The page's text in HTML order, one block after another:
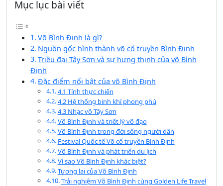
Mục lục bài viết
Võ Bình Định là gì?
Nguồn gốc hình thành võ cổ truyền Bình Định
Triều đại Tây Sơn và sự hưng thịnh của võ Bình
Định
Đặc điểm nổi bật của võ Bình Định
4.1 Tính thực chiến
4.2 Hệ thống binh khí phong phú
4.3 Nhạc võ Tây Sơn
Võ Bình Định và triết lý võ đạo
Võ Bình Định trong đời sống người dân
Festival Quốc tế Võ cổ truyền Bình Định
Võ Bình Định và phát triển du lịch
Vì sao Võ Bình Định khác biệt?
Tương lai của Võ Bình Định
Trải nghiệm Võ Bình Định cùng Golden Life Travel